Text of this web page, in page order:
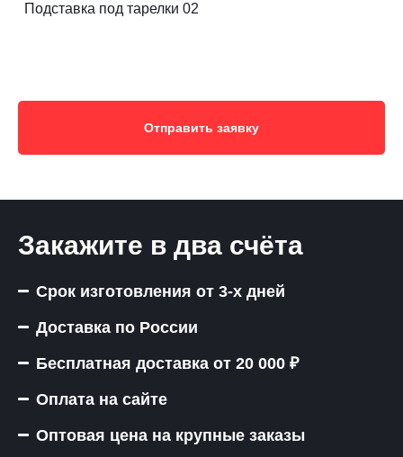
Подставка под тарелки 02
Отправить заявку
Закажите в два счёта
Срок изготовления от 3-х дней
Доставка по России
Бесплатная доставка от 20 000 ₽
Оплата на сайте
Оптовая цена на крупные заказы